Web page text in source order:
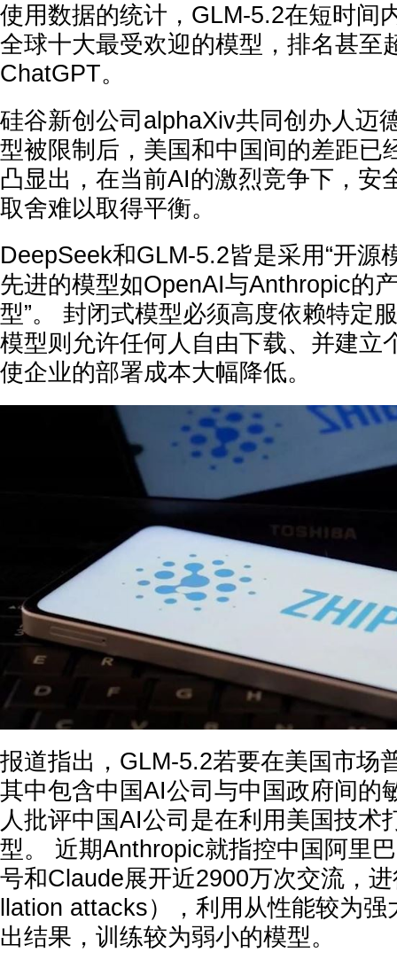
使用数据的统计，GLM-5.2在短时间
全球十大最受欢迎的模型，排名甚至
ChatGPT。
硅谷新创公司alphaXiv共同创办人迈
型被限制后，美国和中国间的差距已
凸显出，在当前AI的激烈竞争下，安
取舍难以取得平衡。
DeepSeek和GLM-5.2皆是采用“开源
先进的模型如OpenAI与Anthropic的
型”。 封闭式模型必须高度依赖特定
模型则允许任何人自由下载、并建立
使企业的部署成本大幅降低。
报道指出，GLM-5.2若要在美国市场
其中包含中国AI公司与中国政府间的
人批评中国AI公司是在利用美国技术
型。 近期Anthropic就指控中国阿里
号和Claude展开近2900万次交流，进
llation attacks），利用从性能较为
出结果，训练较为弱小的模型。